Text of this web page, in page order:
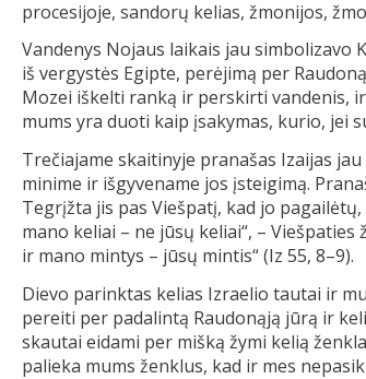
procesijoje, sandorų kelias, žmonijos,
Vandenys Nojaus laikais jau simbolizavo
iš vergystės Egipte, perėjimą per
Mozei iškelti ranką ir perskirti vandenis,
mums yra duoti kaip įsakymas, kurio, jei
Trečiajame skaitinyje pranašas Izaijas
minime ir išgyvename jos įsteigimą.
Tegrįžta jis pas Viešpatį, kad jo
mano keliai – ne jūsų keliai“, –
ir mano mintys – jūsų mintis“ (Iz 55, 8–9).
Dievo parinktas kelias Izraelio tautai ir
pereiti per padalintą Raudonąją jūrą ir
skautai eidami per mišką žymi kelią
palieka mums ženklus, kad ir mes